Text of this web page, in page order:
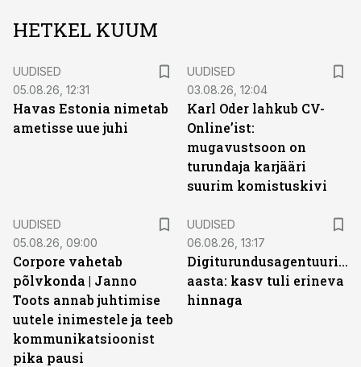
HETKEL KUUM
UUDISED
05.08.26, 12:31
Havas Estonia nimetab
ametisse uue juhi
UUDISED
03.08.26, 12:04
Karl Oder lahkub CV-
Online’ist:
mugavustsoon on
turundaja karjääri
suurim komistuskivi
UUDISED
05.08.26, 09:00
Corpore vahetab
põlvkonda | Janno
Toots annab juhtimise
uutele inimestele ja teeb
kommunikatsioonist
pika pausi
UUDISED
06.08.26, 13:17
Digiturundusagentuuride
aasta: kasv tuli erineva
hinnaga